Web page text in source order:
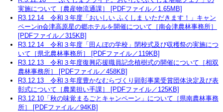
実施について［農産物流通課］ [PDFファイル／1.65MB]
R3.12.14 令和３年度「おいしい ふくしま いただきます！」キャン
ペーンin会津高原星の郷ホテルを開催について［南会津農林事務所］
[PDFファイル／315KB]
R3.12.14 令和３年度「田んぼの学校」閉校式及び収穫祭の実施につ
いて［県北農林事務所］ [PDFファイル／119KB]
R3.12.13 令和３年度復興応援職員記念植樹式の開催について［相双
農林事務所］ [PDFファイル／458KB]
R3.12.13 令和３年度豊かなむらづくり顕彰事業受賞団体決定及び表
彰式について［農業担い手課］ [PDFファイル／125KB]
R3.12.10「秋の味覚まるごとキャンペーン」について［県南農林事務
所］ [PDFファイル／94KB]